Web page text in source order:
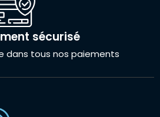
sécurisé
dans tous nos paiements